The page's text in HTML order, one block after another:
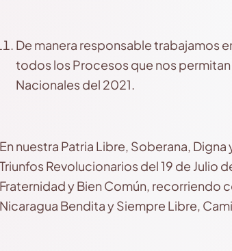
De manera responsable trabajamos
todos los Procesos que nos
Nacionales del 2021.
En nuestra Patria Libre, Soberana,
Triunfos Revolucionarios del 19 de Julio
Fraternidad y Bien Común, recorriendo
Nicaragua Bendita y Siempre Libre,